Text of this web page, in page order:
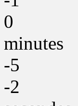
0
minutes
-5
-2